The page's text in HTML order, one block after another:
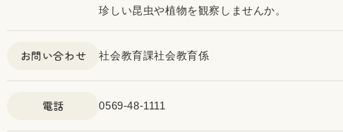
珍しい昆虫や植物を観察しませんか。
お問い合わせ 社会教育課社会教育係
電話 0569-48-1111